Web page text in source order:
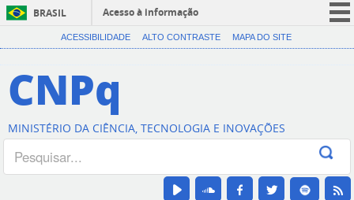
BRASIL
Acesso à informação
CORONAVÍRUS (COVID-19)
Canais
ACESSIBILIDADE ALTO CONTRASTE MAPA DO SITE
CNPq
MINISTÉRIO DA CIÊNCIA, TECNOLOGIA E INOVAÇÕES